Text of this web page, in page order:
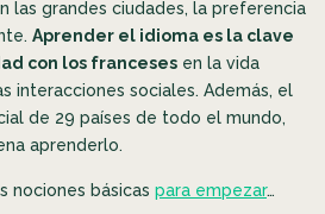
las grandes ciudades, la preferencia
Aprender el idioma es la clave
con los franceses en la vida
interacciones sociales. Además, el
de 29 países de todo el mundo,
aprenderlo.
nociones básicas para empezar…